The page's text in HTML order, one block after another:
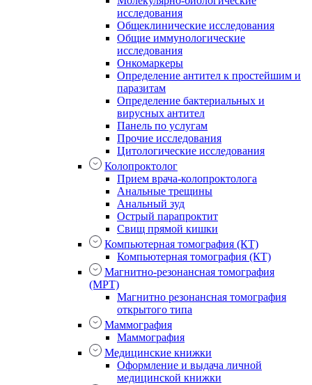
исследования
Общеклинические исследования
Общие иммунологические
исследования
Онкомаркеры
Определение антител к простейшим и
паразитам
Определение бактериальных и
вирусных антител
Панель по услугам
Прочие исследования
Цитологические исследования
Колопроктолог
Прием врача-колопроктолога
Анальные трещины
Анальный зуд
Острый парапроктит
Свищ прямой кишки
Компьютерная томография (КТ)
Компьютерная томография (КТ)
Магнитно-резонансная томография
(МРТ)
Магнитно резонансная томография
открытого типа
Маммография
Маммография
Медицинские книжки
Оформление и выдача личной
медицинской книжки